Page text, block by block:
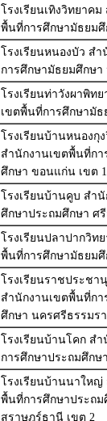
โรงเรียนเทิงวิทยาค
พื้นที่การศึกษามัธยมศึ
โรงเรียนหนองบัว ส
การศึกษามัธยมศึกษา
โรงเรียนท่าวังผาพิท
เขตพื้นที่การศึกษามั
โรงเรียนบ้านหนองกุ
สำนักงานเขตพื้นที่กา
ศึกษา ขอนแก่น เขต 1
โรงเรียนบ้านคูบ สำ
ศึกษาประถมศึกษา ศรี
โรงเรียนปลาปากวิท
พื้นที่การศึกษามัธยม
โรงเรียนราชประชา
สำนักงานเขตพื้นที่กา
ศึกษา นครศรีธรรมร
โรงเรียนบ้านโคก ส
การศึกษาประถมศึกษ
โรงเรียนบ้านนาใหญ่
พื้นที่การศึกษาประถม
สุราษฎร์ธานี เขต 2